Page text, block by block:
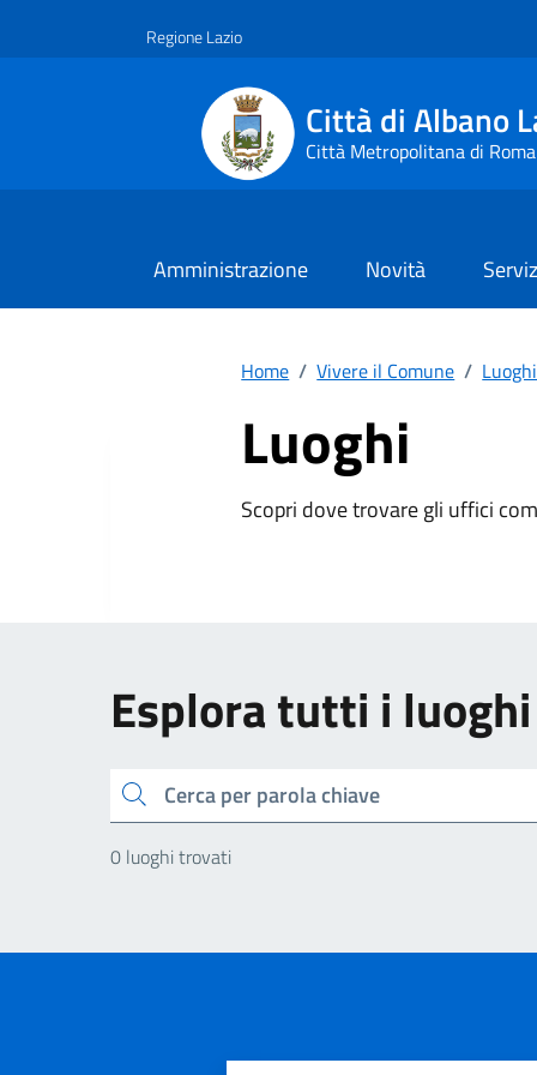
Regione Lazio
Città di Albano
Città Metropolitana di
Amministrazione Novità
Home / Vivere il Comune / Luoghi
Luoghi
Scopri dove trovare gli uffici
Esplora tutti i luoghi
Cerca
0 luoghi trovati